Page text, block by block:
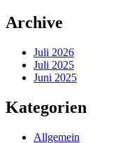
Archive
Juli 2026
Juli 2025
Juni 2025
Kategorien
Allgemein